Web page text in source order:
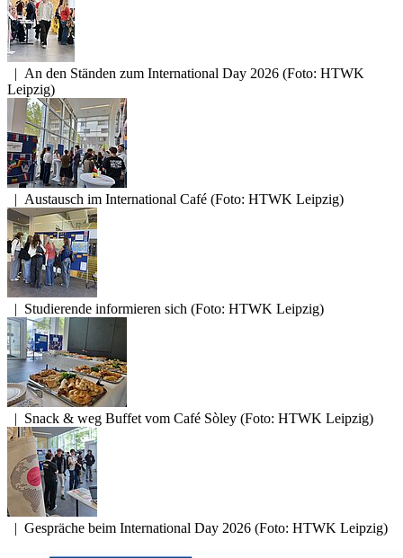
| An den Ständen zum International Day 2026 (Foto: HTWK
Leipzig)
| Austausch im International Café (Foto: HTWK Leipzig)
| Studierende informieren sich (Foto: HTWK Leipzig)
| Snack & weg Buffet vom Café Sòley (Foto: HTWK Leipzig)
| Gespräche beim International Day 2026 (Foto: HTWK Leipzig)